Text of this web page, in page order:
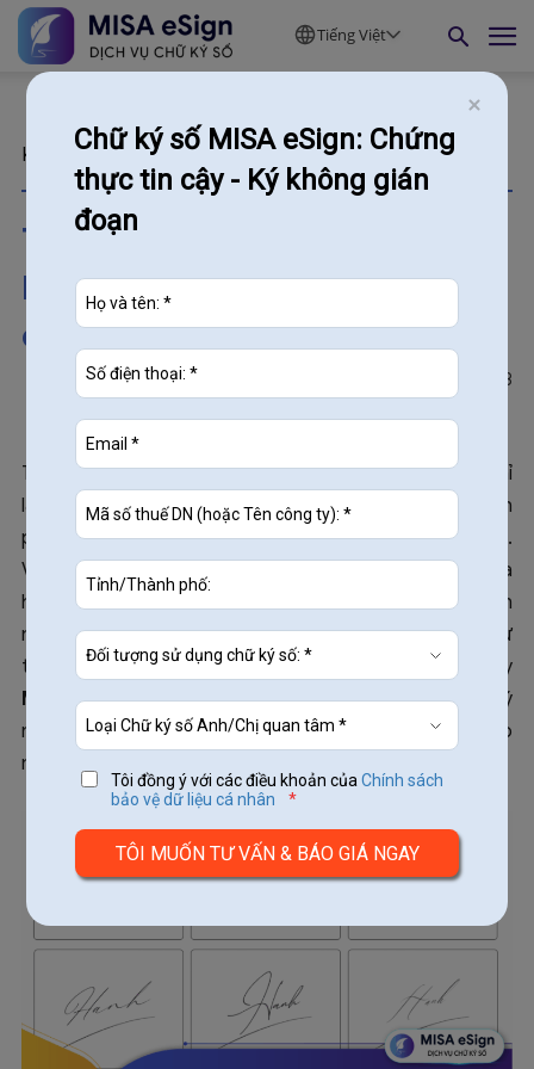
Tiếng Việt
Kiến thức
Tổng hợp 100+ chữ ký tên
Hạnh: Mẫu đẹp không thể bỏ
qua!
07/05/2026 188
Trong thực tiễn đời sống và giao dịch, chữ ký không chỉ
là phương tiện xác nhận danh tính mà còn thể hiện
phong cách, cá tính và dấu ấn riêng của mỗi cá nhân.
Việc sở hữu một
chữ ký tên Hạnh
ấn tượng, dễ nhớ và
hài hòa về mặt thẩm mỹ lẫn phong thủy sẽ góp phần
nâng cao sự chuyên nghiệp trong công việc cũng như
tạo thiện cảm trong các mối quan hệ. Bài viết dưới đây
MISA eSignsẽ cung cấp cho bạn cái nhìn toàn diện về ý
nghĩa, cách tạo và tổng hợp các mẫu chữ ký phù hợp
nhất.
Chữ ký số MISA eSign: Chứng
thực tin cậy - Ký không gián
đoạn
Tôi đồng ý với các điều khoản củaChính sách
bảo vệ dữ liệu cá nhân
*